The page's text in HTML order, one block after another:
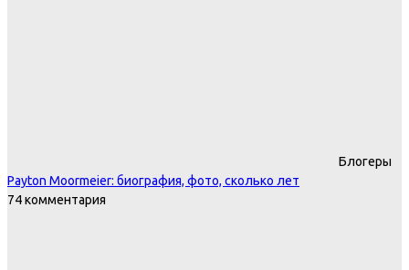
Блогеры
Payton Moormeier: биография, фото, сколько лет
74 комментария